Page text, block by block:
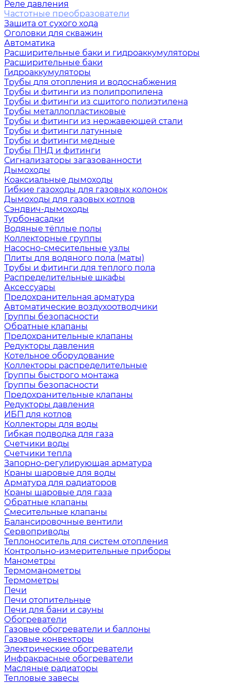
Реле давления
Частотные преобразователи
Защита от сухого хода
Оголовки для скважин
Автоматика
Расширительные баки и гидроаккумуляторы
Расширительные баки
Гидроаккумуляторы
Трубы для отопления и водоснабжения
Трубы и фитинги из полипропилена
Трубы и фитинги из сшитого полиэтилена
Трубы металлопластиковые
Трубы и фитинги из нержавеющей стали
Трубы и фитинги латунные
Трубы и фитинги медные
Трубы ПНД и фитинги
Сигнализаторы загазованности
Дымоходы
Коаксиальные дымоходы
Гибкие газоходы для газовых колонок
Дымоходы для газовых котлов
Сэндвич-дымоходы
Турбонасадки
Водяные тёплые полы
Коллекторные группы
Насосно-смесительные узлы
Плиты для водяного пола (маты)
Трубы и фитинги для теплого пола
Распределительные шкафы
Аксессуары
Предохранительная арматура
Автоматические воздухоотводчики
Группы безопасности
Обратные клапаны
Предохранительные клапаны
Редукторы давления
Котельное оборудование
Коллекторы распределительные
Группы быстрого монтажа
Группы безопасности
Предохранительные клапаны
Редукторы давления
ИБП для котлов
Коллекторы для воды
Гибкая подводка для газа
Счетчики воды
Счетчики тепла
Запорно-регулирующая арматура
Краны шаровые для воды
Арматура для радиаторов
Краны шаровые для газа
Обратные клапаны
Смесительные клапаны
Балансировочные вентили
Сервоприводы
Теплоноситель для систем отопления
Контрольно-измерительные приборы
Манометры
Термоманометры
Термометры
Печи
Печи отопительные
Печи для бани и сауны
Обогреватели
Газовые обогреватели и баллоны
Газовые конвекторы
Электрические обогреватели
Инфракрасные обогреватели
Масляные радиаторы
Тепловые завесы